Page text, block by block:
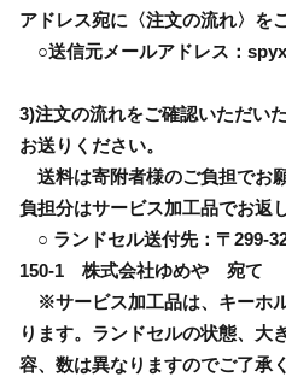
アドレス宛に〈注文の流れ〉を
○送信元メールアドレス：
3)注文の流れをご確認いただい
お送りください。
送料は寄附者様のご負担でお
負担分はサービス加工品でお返
○ ランドセル送付先：〒299-
150-1 株式会社ゆめや 宛て
※サービス加工品は、キーホ
ります。ランドセルの状態、大
容、数は異なりますのでご了承